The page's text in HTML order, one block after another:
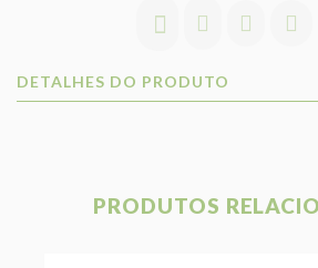
um estilo de vida saudável.
DETALHES DO PRODUTO
PRODUTOS